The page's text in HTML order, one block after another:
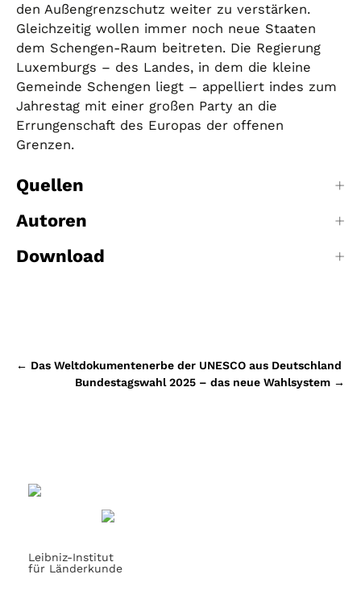
den Außengrenzschutz weiter zu verstärken.
Gleichzeitig wollen immer noch neue Staaten
dem Schengen-Raum beitreten. Die Regierung
Luxemburgs – des Landes, in dem die kleine
Gemeinde Schengen liegt – appelliert indes zum
Jahrestag mit einer großen Party an die
Errungenschaft des Europas der offenen
Grenzen.
Quellen
Autoren
Download
Beitragsnavigation
← Das Weltdokumentenerbe der UNESCO aus Deutschland
Bundestagswahl 2025 – das neue Wahlsystem →
Leibniz-Institut
für Länderkunde